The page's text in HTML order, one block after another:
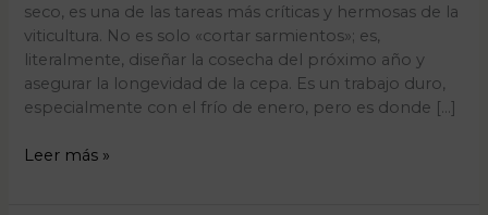
seco, es una de las tareas más críticas y hermosas de la
viticultura. No es solo «cortar sarmientos»; es,
literalmente, diseñar la cosecha del próximo año y
asegurar la longevidad de la cepa. Es un trabajo duro,
especialmente con el frío de enero, pero es donde […]
Leer más »